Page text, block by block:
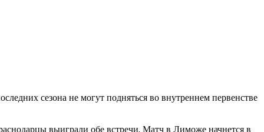
сезона не могут подняться во внутреннем первенстве
выиграли обе встречи. Матч в Лиможе начнется в